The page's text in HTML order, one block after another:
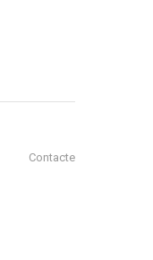
Contacte